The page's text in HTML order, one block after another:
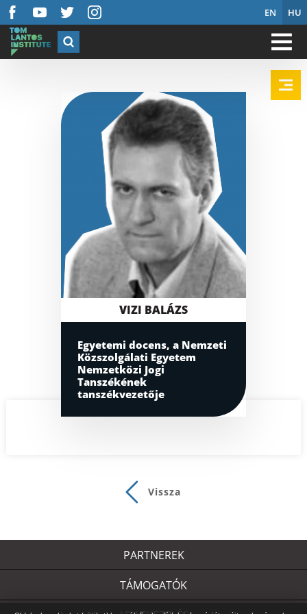
EN HU
VIZI BALÁZS
Egyetemi docens, a Nemzeti
Közszolgálati Egyetem
Nemzetközi Jogi
Tanszékének
tanszékvezetője
Vissza
PARTNEREK
TÁMOGATÓK